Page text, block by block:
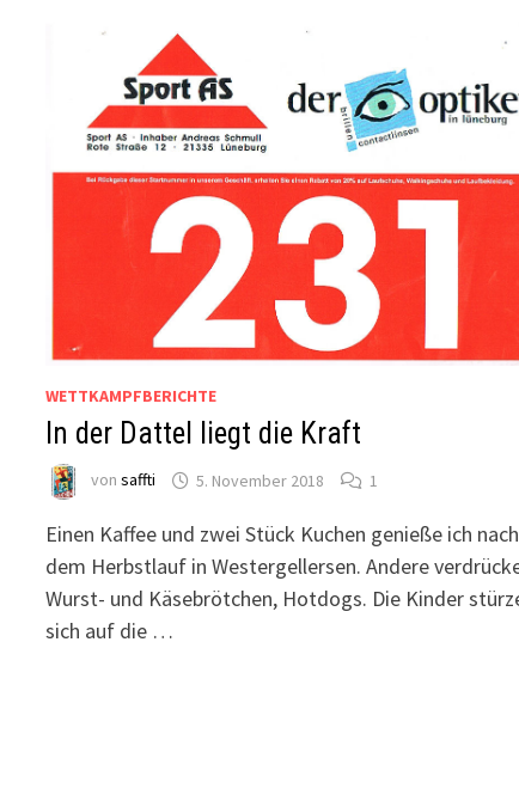
WETTKAMPFBERICHTE
In der Dattel liegt die Kraft
vonsaffti 5. November 2018 1
Einen Kaffee und zwei Stück Kuchen genieße ich nach
dem Herbstlauf in Westergellersen. Andere
Wurst- und Käsebrötchen, Hotdogs. Die Kinder
sich auf die …